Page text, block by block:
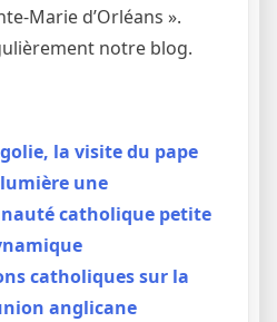
Marie d’Orléans ».
notre blog.
la visite du pape
une
catholique petite
catholiques sur la
anglicane